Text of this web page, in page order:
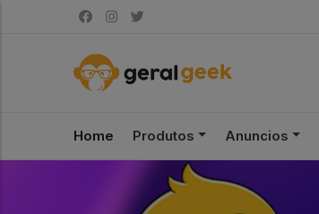
Home Produtos Anuncios